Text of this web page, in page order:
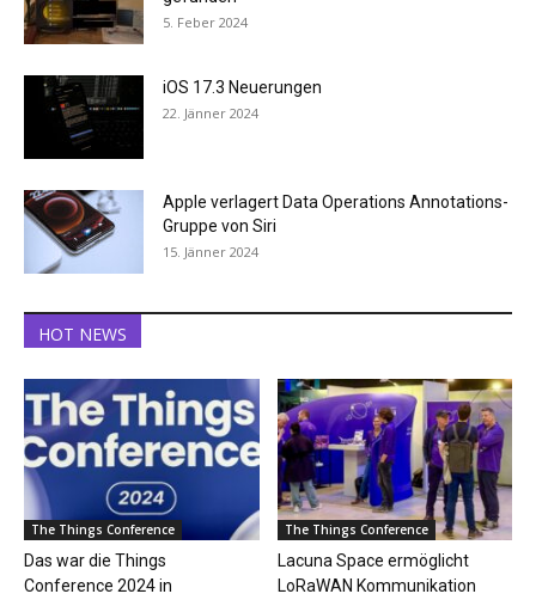
5. Feber 2024
iOS 17.3 Neuerungen
22. Jänner 2024
Apple verlagert Data Operations Annotations-
Gruppe von Siri
15. Jänner 2024
HOT NEWS
The Things Conference
Das war die Things
Conference 2024 in
The Things Conference
Lacuna Space ermöglicht
LoRaWAN Kommunikation